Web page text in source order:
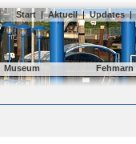
Start | Aktuell | Updates |
Museum Fehmarn